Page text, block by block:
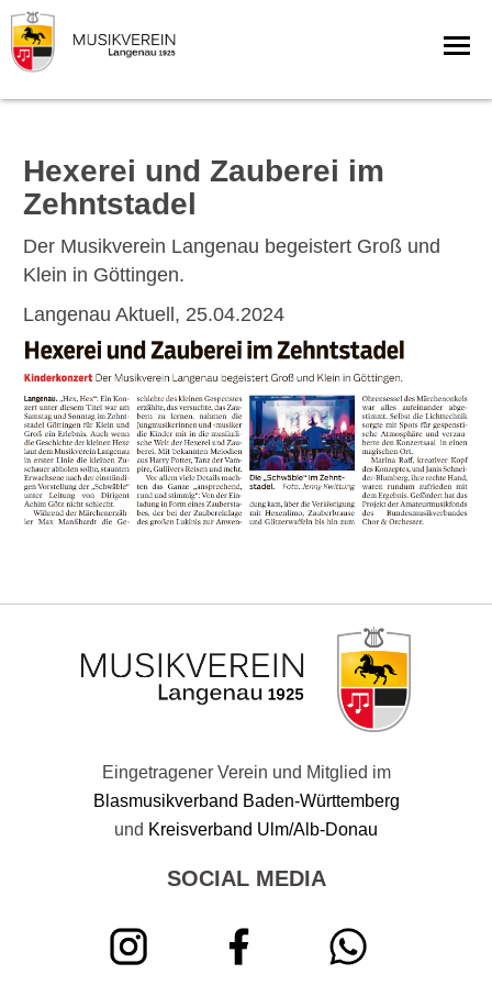
Hexerei und Zauberei im
Zehntstadel
Der Musikverein Langenau begeistert Groß und
Klein in Göttingen.
Langenau Aktuell, 25.04.2024
Eingetragener Verein und Mitglied im
Blasmusikverband Baden-Württemberg
und Kreisverband Ulm/Alb-Donau
SOCIAL MEDIA